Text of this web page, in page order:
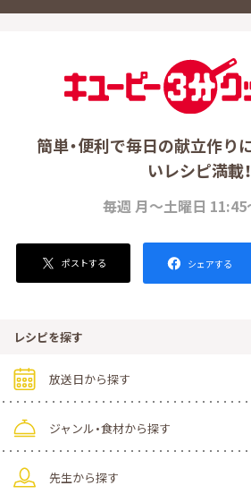
簡単・便利で毎日の献立作り
いレシピ満載！
毎週 月～土曜日
ポストする シェアする
レシピを探す
放送日から探す
ジャンル・食材から探す
先生から探す